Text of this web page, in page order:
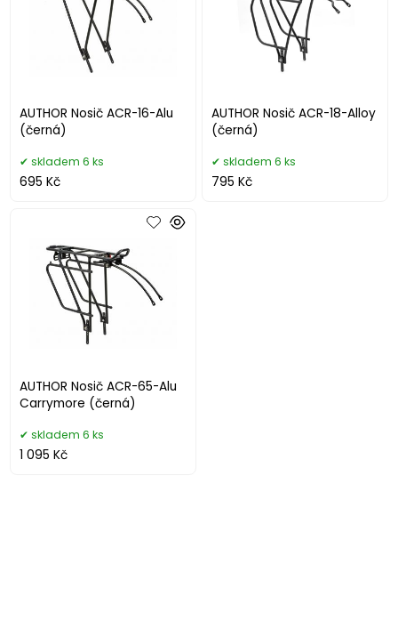
AUTHOR Nosič ACR-16-Alu
(černá)
skladem 6 ks
695 Kč
AUTHOR Nosič ACR-18-Alloy
(černá)
skladem 6 ks
795 Kč
AUTHOR Nosič ACR-65-Alu
Carrymore (černá)
skladem 6 ks
1 095 Kč